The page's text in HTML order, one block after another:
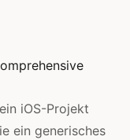
iOS-Projekt
ein generisches